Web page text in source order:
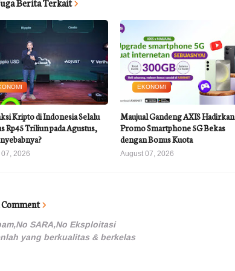
Berita Terkait
Kripto di Indonesia Selalu
Rp45 Triliun pada Agustus,
2026
EKONOMI
Maujual Gandeng AXIS Hadirkan
Promo Smartphone 5G Bekas
dengan Bonus Kuota
August 07, 2026
Comment
SARA,No Eksploitasi
yang berkualitas & berkelas